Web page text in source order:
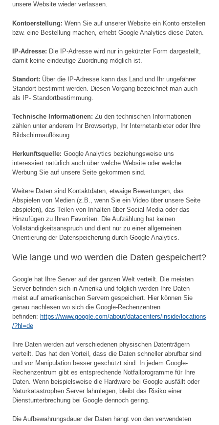
unsere Website wieder verlassen.
Kontoerstellung: Wenn Sie auf unserer Website ein Konto erstellen
bzw. eine Bestellung machen, erhebt Google Analytics diese Daten.
IP-Adresse: Die IP-Adresse wird nur in gekürzter Form dargestellt,
damit keine eindeutige Zuordnung möglich ist.
Standort: Über die IP-Adresse kann das Land und Ihr ungefährer
Standort bestimmt werden. Diesen Vorgang bezeichnet man auch
als IP- Standortbestimmung.
Technische Informationen: Zu den technischen Informationen
zählen unter anderem Ihr Browsertyp, Ihr Internetanbieter oder Ihre
Bildschirmauflösung.
Herkunftsquelle: Google Analytics beziehungsweise uns
interessiert natürlich auch über welche Website oder welche
Werbung Sie auf unsere Seite gekommen sind.
Weitere Daten sind Kontaktdaten, etwaige Bewertungen, das
Abspielen von Medien (z.B., wenn Sie ein Video über unsere Seite
abspielen), das Teilen von Inhalten über Social Media oder das
Hinzufügen zu Ihren Favoriten. Die Aufzählung hat keinen
Vollständigkeitsanspruch und dient nur zu einer allgemeinen
Orientierung der Datenspeicherung durch Google Analytics.
Wie lange und wo werden die Daten gespeichert?
Google hat Ihre Server auf der ganzen Welt verteilt. Die meisten
Server befinden sich in Amerika und folglich werden Ihre Daten
meist auf amerikanischen Servern gespeichert. Hier können Sie
genau nachlesen wo sich die Google-Rechenzentren
befinden: https://www.google.com/about/datacenters/inside/locations
/?hl=de
Ihre Daten werden auf verschiedenen physischen Datenträgern
verteilt. Das hat den Vorteil, dass die Daten schneller abrufbar sind
und vor Manipulation besser geschützt sind. In jedem Google-
Rechenzentrum gibt es entsprechende Notfallprogramme für Ihre
Daten. Wenn beispielsweise die Hardware bei Google ausfällt oder
Naturkatastrophen Server lahmlegen, bleibt das Risiko einer
Dienstunterbrechung bei Google dennoch gering.
Die Aufbewahrungsdauer der Daten hängt von den verwendeten